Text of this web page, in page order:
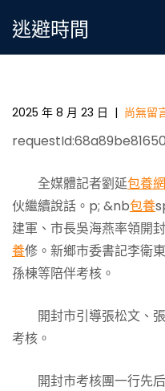
逃避時間
高建軍率領專包養網心
2025 年 8 月 23 日 | 尚無留
全媒體記者劉延包養
伙繼續說話。p; &nb包養
建軍、市長吳海燕率領開
養修。新鄉市委書記李衛
孫棟等陪伴考核。
開封市引導張松文、
考核。
開封市考核團一行先